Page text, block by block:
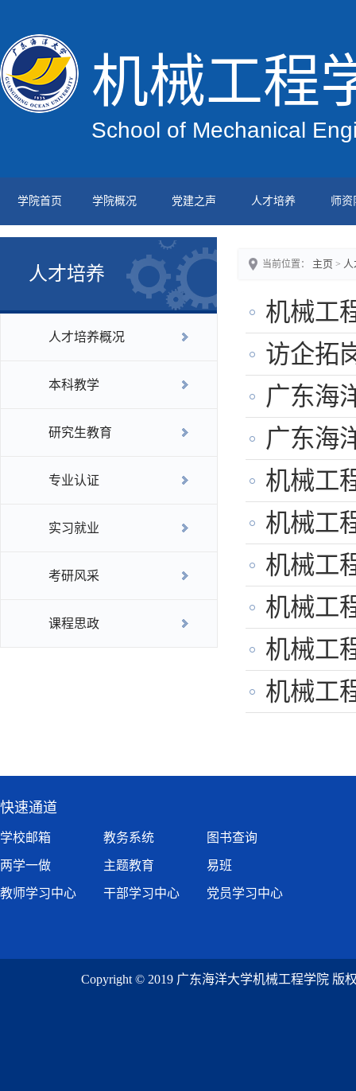
机械工程
School of Mechanical
学院首页 学院概况 党建之声 人才培养 师资
人才培养
人才培养概况
本科教学
研究生教育
专业认证
实习就业
考研风采
课程思政
当前位置： 主页 >
机械工
访企拓岗
广东海
广东海
机械工程
机械工
机械工
机械工程
机械工
机械工程
快速通道
学校邮箱 教务系统 图书查询
两学一做 主题教育 易班
教师学习中心 干部学习中心 党员学习中心
Copyright © 2019 广东海洋大学机械工程